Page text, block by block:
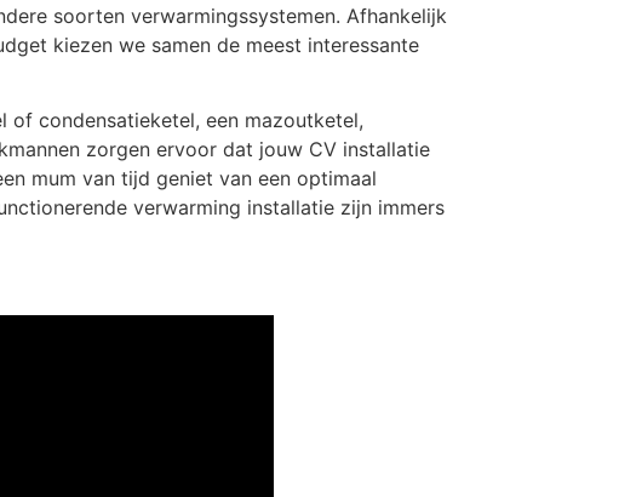
soorten verwarmingssystemen. Afhankelijk
kiezen we samen de meest interessante
of condensatieketel, een mazoutketel,
zorgen ervoor dat jouw CV installatie
mum van tijd geniet van een optimaal
verwarming installatie zijn immers